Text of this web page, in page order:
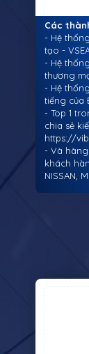
Các
- Hệ
tạo -
- Hệ
thương
- Hệ
tiếng của
- Top 1
chia sẻ
https://
- Và
khách
NISSAN,